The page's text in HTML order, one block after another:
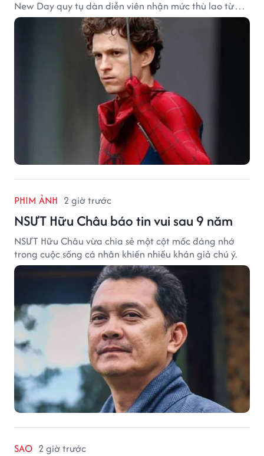
New Day quy tụ dàn diễn viên nhận mức thù lao từ
hàng chục đến hàng trăm tỷ đồng. Thành công phòng
vé của bộ phim cũng giúp nhiều ngôi sao sở hữu khoản
thu nhập đáng mơ ước.
PHIM ẢNH 2 giờ trước
NSƯT Hữu Châu báo tin vui sau 9 năm
NSƯT Hữu Châu vừa chia sẻ một cột mốc đáng nhớ
trong cuộc sống cá nhân khiến nhiều khán giả chú ý.
SAO 2 giờ trước